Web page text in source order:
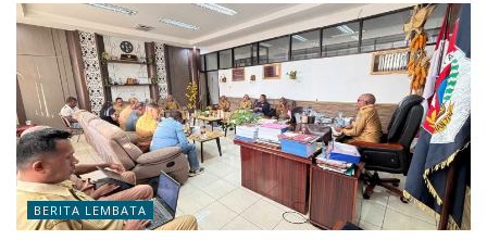
BERITA LEMBATA